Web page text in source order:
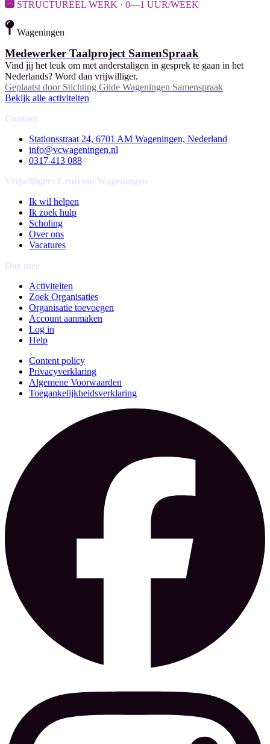
STRUCTUREEL WERK · 0—1 UUR/WEEK
Wageningen
Medewerker Taalproject SamenSpraak
Vind jij het leuk om met anderstaligen in gesprek te gaan in het
Nederlands? Word dan vrijwilliger.
Geplaatst door Stichting Gilde Wageningen Samenspraak
Bekijk alle activiteiten
Contact
Stationsstraat 24, 6701 AM Wageningen, Nederland
info@vcwageningen.nl
0317 413 088
Vrijwilligers Centrum Wageningen
Ik wil helpen
Ik zoek hulp
Scholing
Over ons
Vacatures
Doe mee
Activiteiten
Zoek Organisaties
Organisatie toevoegen
Account aanmaken
Log in
Help
Content policy
Privacyverklaring
Algemene Voorwaarden
Toegankelijkheidsverklaring